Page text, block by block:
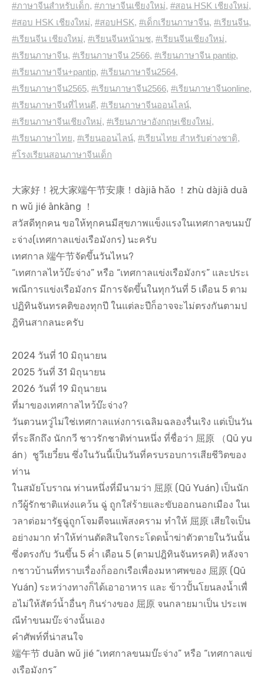
#ภาษาจีนสำหรับเด็ก, #ภาษาจีนเชียงใหม่, #สอน HSK เชียงใหม่,
#สอบ HSK เชียงใหม่, #สอบHSK, #เด็กเรียนภาษาจีน, #เรียนจีน,
#เรียนจีน เชียงใหม่, #เรียนจีนหน้ามช, #เรียนจีนเชียงใหม่,
#เรียนภาษาจีน, #เรียนภาษาจีน 2566, #เรียนภาษาจีน pantip,
#เรียนภาษาจีน+pantip, #เรียนภาษาจีน2564,
#เรียนภาษาจีน2565, #เรียนภาษาจีน2566, #เรียนภาษาจีนonline,
#เรียนภาษาจีนที่ไหนดี, #เรียนภาษาจีนออนไลน์,
#เรียนภาษาจีนเชียงใหม่, #เรียนภาษาอังกฤษเชียงใหม่,
#เรียนภาษาไทย, #เรียนออนไลน์, #เรียนไทย สำหรับต่างชาติ,
#โรงเรียนสอนภาษาจีนเด็ก
大家好！祝大家端午节安康！dàjiā hǎo ！zhù dàjiā duā
n wǔ jié ānkāng ！
สวัสดีทุกคน ขอให้ทุกคนมีสุขภาพแข็งแรงในเทศกาลขนมบ๊
ะจ่าง(เทศกาลแข่งเรือมังกร) นะครับ
เทศกาล 端午节จัดขึ้นวันไหน?
“เทศกาลไหว้บ๊ะจ่าง” หรือ “เทศกาลแข่งเรือมังกร” และประเ
พณีการแข่งเรือมังกร มีการจัดขึ้นในทุกวันที่ 5 เดือน 5 ตาม
ปฏิทินจันทรคติของทุกปี ในแต่ละปีก็อาจจะไม่ตรงกันตามป
ฎิทินสากลนะครับ
2024 วันที่ 10 มิถุนายน
2025 วันที่ 31 มิถุนายน
2026 วันที่ 19 มิถุนายน
ที่มาของเทศกาลไหว้บ๊ะจ่าง?
วันตวนหวู่ไม่ใช่เทศกาลแห่งการเฉลิมฉลองรื่นเริง แต่เป็นวัน
ที่ระลึกถึง นักกวี ชาวรักชาติท่านหนึ่ง ที่ชื่อว่า 屈原 （Qū yu
án）ชูวีเยวี๋ยน ซึ่งในวันนี้เป็นวันที่ครบรอบการเสียชีวิตของ
ท่าน
ในสมัยโบราณ ท่านหนึ่งที่มีนามว่า 屈原 (Qū Yuán) เป็นนัก
กวีผู้รักชาติแห่งแคว้น ฉู่ ถูกใส่ร้ายและขับออกนอกเมือง ในเ
วลาต่อมารัฐฉู่ถูกโจมตีจนแพ้สงคราม ทำให้ 屈原 เสียใจเป็น
อย่างมาก ทำให้ท่านตัดสินใจกระโดดน้ำฆ่าตัวตายในวันนั้น
ซึ่งตรงกับ วันขึ้น 5 ค่ำ เดือน 5 (ตามปฎิทินจันทรคติ) หลังจา
กชาวบ้านที่ทราบเรื่องก็ออกเรือเพื่องมหาศพของ 屈原 (Qū
Yuán) ระหว่างทางก็ได้เอาอาหาร และ ข้าวปั้นโยนลงน้ำเพื่
อไม่ให้สัตว์น้ำอื่นๆ กินร่างของ 屈原 จนกลายมาเป็น ประเพ
ณีทำขนมบ๊ะจ่างนั้นเอง
คำศัพท์ที่น่าสนใจ
端午节 duān wǔ jié “เทศกาลขนมบ๊ะจ่าง” หรือ “เทศกาลแข่
งเรือมังกร”